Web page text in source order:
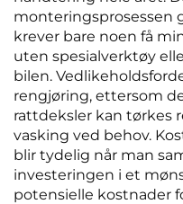
monteringsprosessen
krever bare noen få
uten spesialverktøy
bilen.
rengjøring, ettersom
rattdeksler kan tørkes
vasking ved behov.
blir tydelig når man
investeringen i et
potensielle kostnader